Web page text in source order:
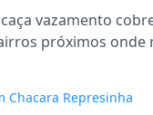
vazamento
próximos onde
Chacara Represinha